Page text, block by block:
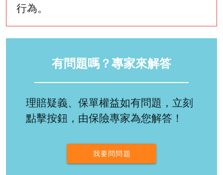
行為。
有問題嗎？專家來解答
理賠疑義、保單權益如有問題，立刻
點擊按鈕，由保險專家為您解答！
我要問問題